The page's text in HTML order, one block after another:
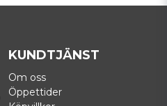
KUNDTJÄNST
Om oss
Öppettider